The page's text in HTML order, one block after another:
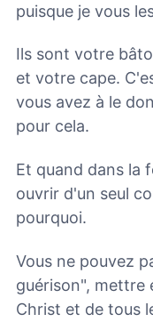
puisque je vous
Ils sont votre
et votre cape.
vous avez à le
pour cela.
Et quand dans la
ouvrir d'un seul
pourquoi.
Vous ne pouvez
guérison", mettre
Christ et de tous